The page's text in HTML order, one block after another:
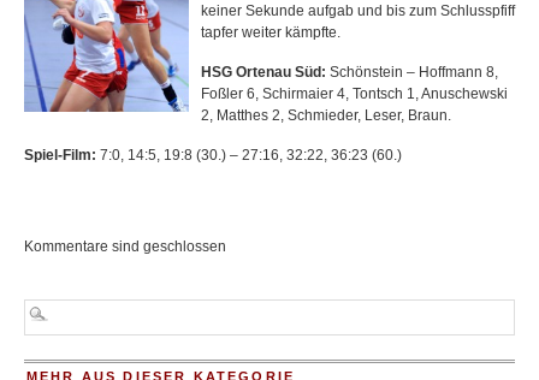
keiner Sekunde aufgab und bis zum Schlusspfiff
tapfer weiter kämpfte.
HSG Ortenau Süd: Schönstein – Hoffmann 8,
Foßler 6, Schirmaier 4, Tontsch 1, Anuschewski
2, Matthes 2, Schmieder, Leser, Braun.
Spiel-Film: 7:0, 14:5, 19:8 (30.) – 27:16, 32:22, 36:23 (60.)
Kommentare sind geschlossen
MEHR AUS DIESER KATEGORIE